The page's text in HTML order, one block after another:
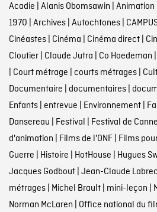
Acadie | Alanis Obomsawin | Animation
1970 | Archives| Autochtones|
Cinéastes| Cinéma | Cinéma direct|
Cloutier| Claude Jutra | Co Hoedeman |
| Court métrage | courts métrages|
Documentaire | documentaires|
Enfants| entrevue | Environnement|
Dansereau | Festival | Festival de
d'animation | Films de l'ONF| Films
Guerre | Histoire | HotHouse | Hugues
Jacques Godbout| Jean-Claude
métrages| Michel Brault| mini-leçon |
Norman McLaren | Office national du